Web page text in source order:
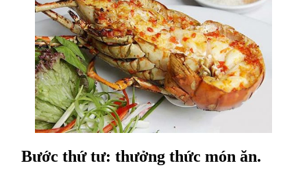
Bước thứ tư: thưởng thức món ăn.